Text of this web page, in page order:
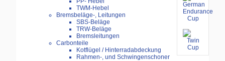
TWM-Hebel
Bremsbeläge-, Leitungen
SBS-Beläge
TRW-Beläge
Bremsleitungen
Carbonteile
Kotflügel / Hinterradabdeckung
Rahmen-, und Schwingenschoner